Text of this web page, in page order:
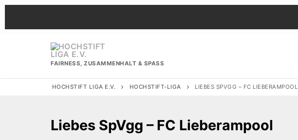
Zum
springen
FAIRNESS, ZUSAMMENHALT & SPASS
HOCHSTIFT LIGA E.V. HOCHSTIFT-LIGA LIEBES SPVGG – FC LIEBERAMPOOL
Liebes SpVgg – FC Lieberampool